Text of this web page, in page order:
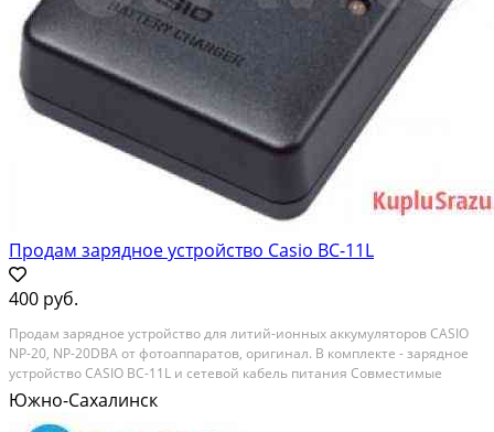
Продам зарядное устройство Casio BC-11L
400 руб.
Продам зарядное устройство для литий-ионных аккумуляторов CASIO
NP-20, NP-20DBA от фотоаппаратов, оригинал. В комплекте - зарядное
устройство CASIO BC-11L и сетевой кабель питания Совместимые
модели фотоаппаратов CASIO EXILIM: EX-S1, EX-S100, EX-S2, EX-S20, EX-S3,
EX-S500, EX-S600, EX-S770,...
Южно-Сахалинск